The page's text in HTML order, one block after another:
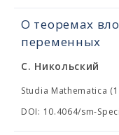
О теоремах
переменных
С. Никольский
Studia Mathematica
DOI: 10.4064/sm-